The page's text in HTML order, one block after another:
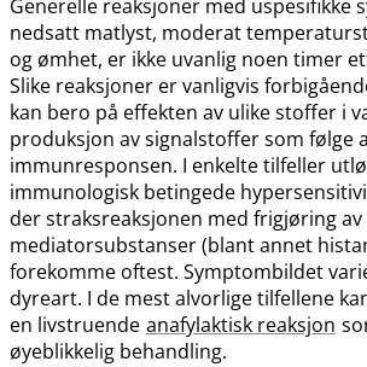
Generelle reaksjoner med uspesifikke
nedsatt matlyst, moderat
og ømhet, er ikke uvanlig noen timer
Slike reaksjoner er vanligvis
kan bero på effekten av ulike stoffer i
produksjon av signalstoffer som følge
immunresponsen. I enkelte tilfeller
immunologisk betingede
der straksreaksjonen med frigjøring av
mediatorsubstanser (blant annet
forekomme oftest. Symptombildet
dyreart. I de mest alvorlige tilfellene
en livstruende anafylaktisk reaksjon
øyeblikkelig behandling.